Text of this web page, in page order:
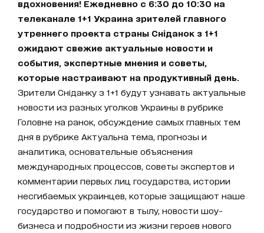
вдохновения! Ежедневно с 6:30 до 10:30 на
телеканале 1+1 Украина зрителей главного
утреннего проекта страны Сніданок з 1+1
ожидают свежие актуальные новости и
события, экспертные мнения и советы,
которые настраивают на продуктивный день.
Зрители Сніданку з 1+1 будут узнавать актуальные
новости из разных уголков Украины в рубрике
Головне на ранок, обсуждение самых главных тем
дня в рубрике Актуальна тема, прогнозы и
аналитика, основательные объяснения
международных процессов, советы экспертов и
комментарии первых лиц государства, истории
несгибаемых украинцев, которые защищают наше
государство и помогают в тылу, новости шоу-
бизнеса и подробности из жизни героев нового